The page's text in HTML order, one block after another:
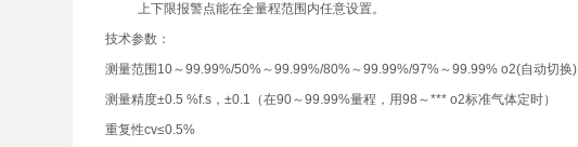
上下限报警点能在全量程范围内任意设置。
技术参数：
测量范围10～99.99%/50%～99.99%/80%～99.99%/97%～99.99% o2(自动切换)
测量精度±0.5 %f.s，±0.1（在90～99.99%量程，用98～*** o2标准气体定时）
重复性cv≤0.5%